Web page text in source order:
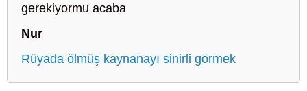
gerekiyormu acaba
Nur
Rüyada ölmüş kaynanayı sinirli görmek